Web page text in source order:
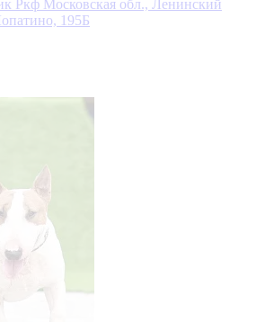
Ркф Московская обл., Ленинский
195Б